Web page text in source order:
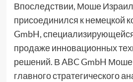
Впоследствии, Моше
присоединился к немецкой
GmbH,
продаже инновационных
решений. В ABC GmbH
главного стратегического